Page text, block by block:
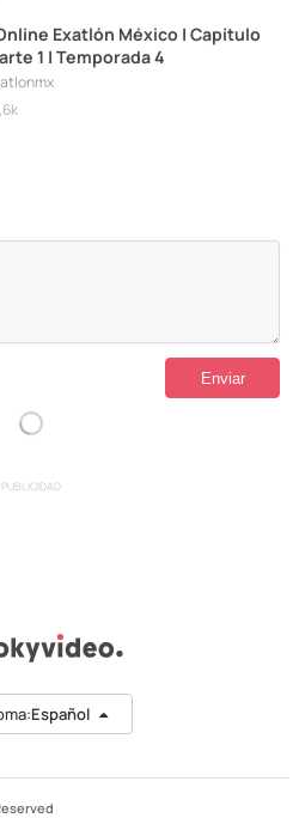
Exatlón México | Capítulo
1 | Temporada 4
PUBLICIDAD
Español